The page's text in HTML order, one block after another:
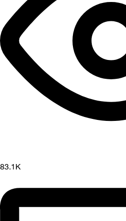
83.1K